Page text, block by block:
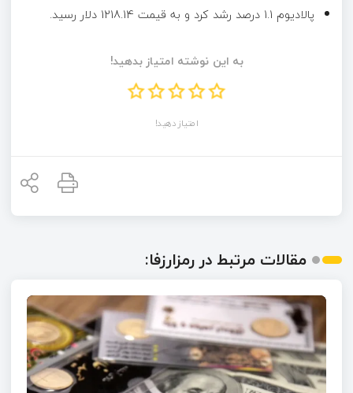
پالادیوم 1.1 درصد رشد کرد و به قیمت 1218.14 دلار رسید.
به این نوشته امتیاز بدهید!
امتیاز دهید!
مقالات مرتبط در رمزارزفا: